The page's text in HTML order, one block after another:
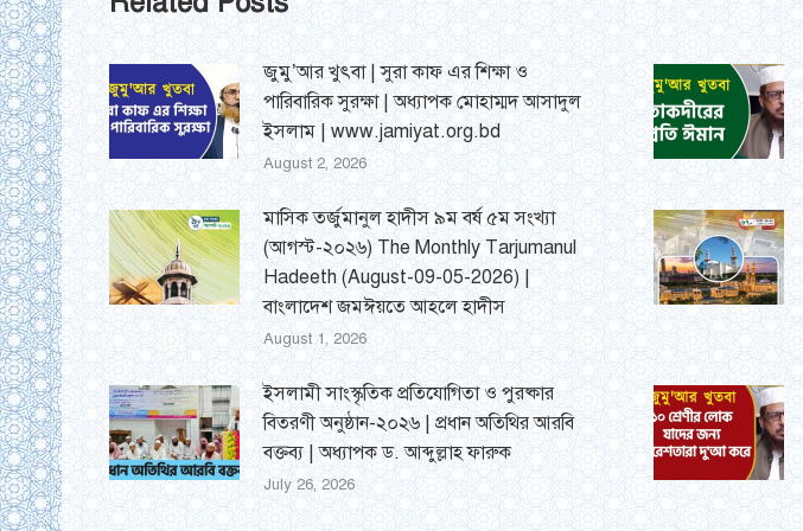
জুমু’আর খুৎবা | সুরা কাফ এর শিক্ষা ও
পারিবারিক সুরক্ষা | অধ্যাপক মোহাম্মদ আসাদুল
ইসলাম | www.jamiyat.org.bd
August 2, 2026
মাসিক তর্জুমানুল হাদীস ৯ম বর্ষ ৫ম সংখ্যা
(আগস্ট-২০২৬) The Monthly Tarjumanul
Hadeeth (August-09-05-2026) |
বাংলাদেশ জমঈয়তে আহলে হাদীস
August 1, 2026
ইসলামী সাংস্কৃতিক প্রতিযোগিতা ও পুরষ্কার
বিতরণী অনুষ্ঠান-২০২৬ | প্রধান অতিথির আরবি
বক্তব্য | অধ্যাপক ড. আব্দুল্লাহ ফারুক
July 26, 2026